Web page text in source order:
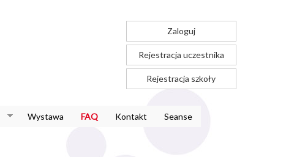
Zaloguj
Rejestracja uczestnika
Rejestracja szkoły
Wystawa FAQ Kontakt Seanse